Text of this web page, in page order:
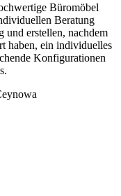
Büromöbel
Beratung
und erstellen, nachdem
haben, ein individuelles
Konfigurationen